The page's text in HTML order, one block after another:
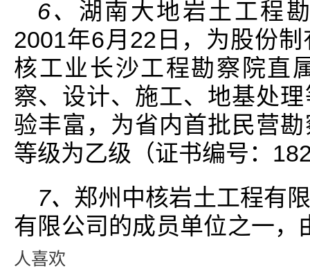
6、 湖南大地岩土工程
2001年6月22日，为股份
核工业长沙工程勘察院直
察、设计、施工、地基处
验丰富，为省内首批民营
等级为乙级（证书编号：
7、 郑州中核岩土工程有
有限公司的成员单位之一，
人喜欢